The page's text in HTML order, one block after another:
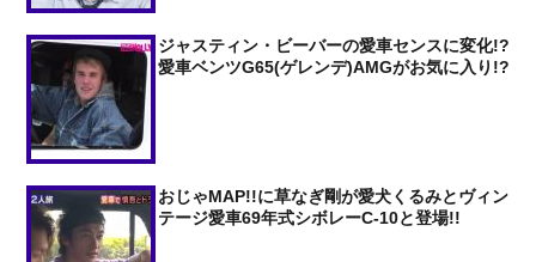
ジャスティン・ビーバーの愛車センスに変化!?
愛車ベンツG65(ゲレンデ)AMGがお気に入り!?
おじゃMAP!!に草なぎ剛が愛犬くるみとヴィン
テージ愛車69年式シボレーC-10と登場!!